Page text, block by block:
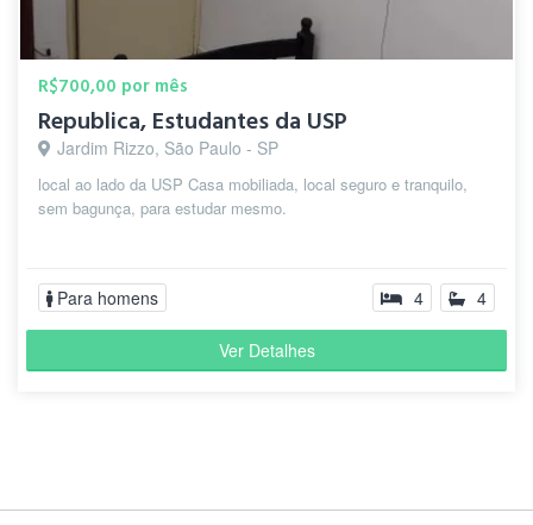
R$700,00 por mês
Republica, Estudantes da USP
Jardim Rizzo, São Paulo - SP
local ao lado da USP Casa mobiliada, local seguro e tranquilo,
sem bagunça, para estudar mesmo.
Para homens 4 4
Ver Detalhes